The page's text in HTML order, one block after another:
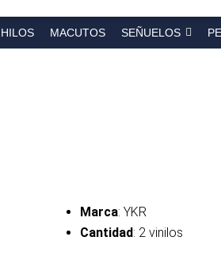
HILOS MACUTOS SEÑUELOS
Marca: YKR
Cantidad: 2 vinilos